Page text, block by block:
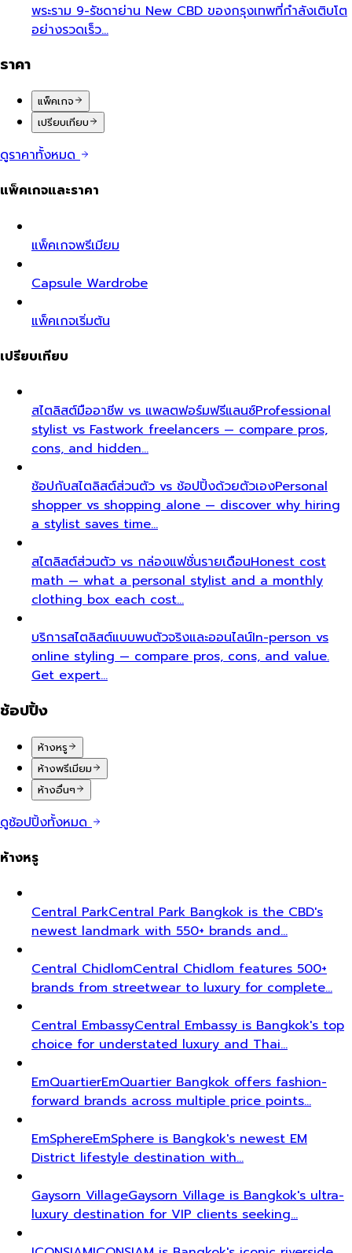
พระราม 9-รัชดาย่าน New CBD ของกรุงเทพที่กำลังเติบโต
อย่างรวดเร็ว…
ราคา
แพ็คเกจ
เปรียบเทียบ
ดูราคาทั้งหมด
แพ็คเกจและราคา
แพ็คเกจพรีเมียม
Capsule Wardrobe
แพ็คเกจเริ่มต้น
เปรียบเทียบ
สไตลิสต์มืออาชีพ vs แพลตฟอร์มฟรีแลนซ์Professional
stylist vs Fastwork freelancers — compare pros,
cons, and hidden…
ช้อปกับสไตลิสต์ส่วนตัว vs ช้อปปิ้งด้วยตัวเองPersonal
shopper vs shopping alone — discover why hiring
a stylist saves time…
สไตลิสต์ส่วนตัว vs กล่องแฟชั่นรายเดือนHonest cost
math — what a personal stylist and a monthly
clothing box each cost…
บริการสไตลิสต์แบบพบตัวจริงและออนไลน์In-person vs
online styling — compare pros, cons, and value.
Get expert…
ช้อปปิ้ง
ห้างหรู
ห้างพรีเมียม
ห้างอื่นๆ
ดูช้อปปิ้งทั้งหมด
ห้างหรู
Central ParkCentral Park Bangkok is the CBD's
newest landmark with 550+ brands and…
Central ChidlomCentral Chidlom features 500+
brands from streetwear to luxury for complete…
Central EmbassyCentral Embassy is Bangkok's top
choice for understated luxury and Thai…
EmQuartierEmQuartier Bangkok offers fashion-
forward brands across multiple price points…
EmSphereEmSphere is Bangkok's newest EM
District lifestyle destination with…
Gaysorn VillageGaysorn Village is Bangkok's ultra-
luxury destination for VIP clients seeking…